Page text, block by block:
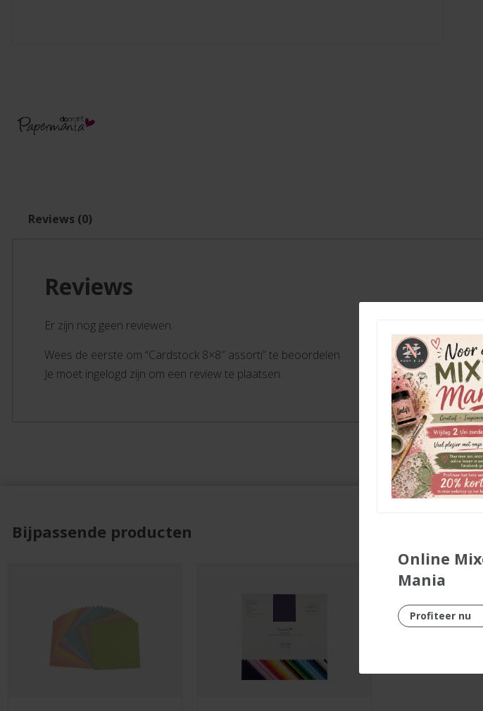
Reviews (0)
Reviews
Er zijn nog geen reviewen.
Wees de eerste om “Cardstock 8×8″ assorti” te beoordelen
Je moet ingelogd zijn om een review te plaatsen.
Bijpassende producten
Online
Mania
Profiteer nu